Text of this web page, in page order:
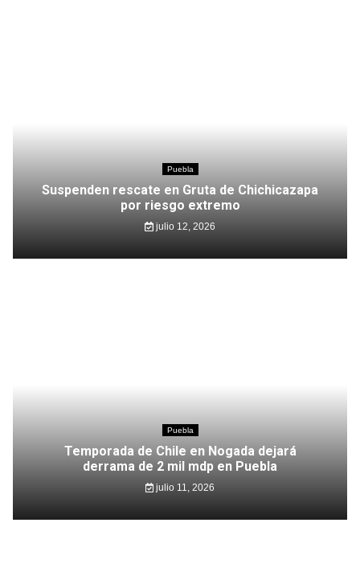
Puebla
Suspenden rescate en Gruta de Chichicazapa
por riesgo extremo
julio 12, 2026
Puebla
Temporada de Chile en Nogada dejará
derrama de 2 mil mdp en Puebla
julio 11, 2026